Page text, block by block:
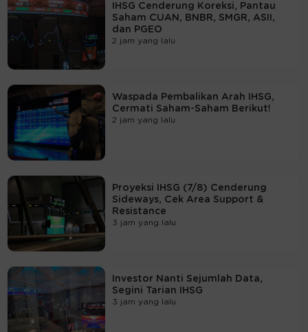
IHSG Cenderung Koreksi, Pantau
Saham CUAN, BNBR, SMGR, ASII,
dan PGEO
2 jam yang lalu
Waspada Pembalikan Arah IHSG,
Cermati Saham-Saham Berikut!
2 jam yang lalu
Proyeksi IHSG (7/8) Cenderung
Sideways, Cek Area Support &
Resistance
3 jam yang lalu
Investor Nanti Sejumlah Data,
Segini Tarian IHSG
3 jam yang lalu